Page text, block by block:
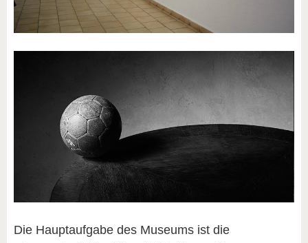
Die Hauptaufgabe des Museums ist die